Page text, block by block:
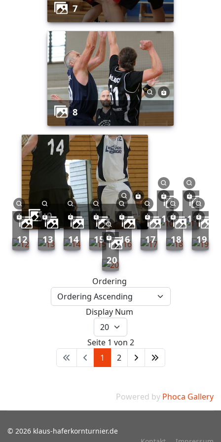
7
8
9 10
11
12
13 14 15 16 17 18
19
20
Ordering
Display Num
Seite 1 von 2
1
2
Powered by Phoca Gallery
© 2026 klaus-haferkornturnier.de